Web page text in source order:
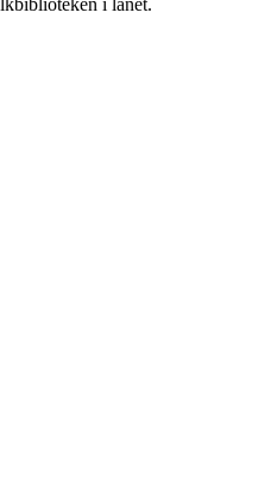
i länet.